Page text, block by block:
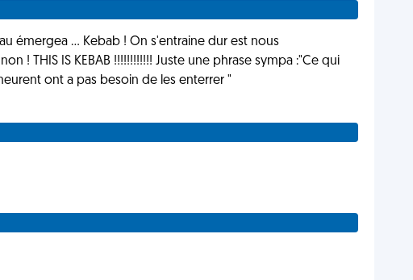
émergea ... Kebab ! On s'entraine dur est nous
! THIS IS KEBAB !!!!!!!!!!!! Juste une phrase sympa :"Ce qui
ont a pas besoin de les enterrer "